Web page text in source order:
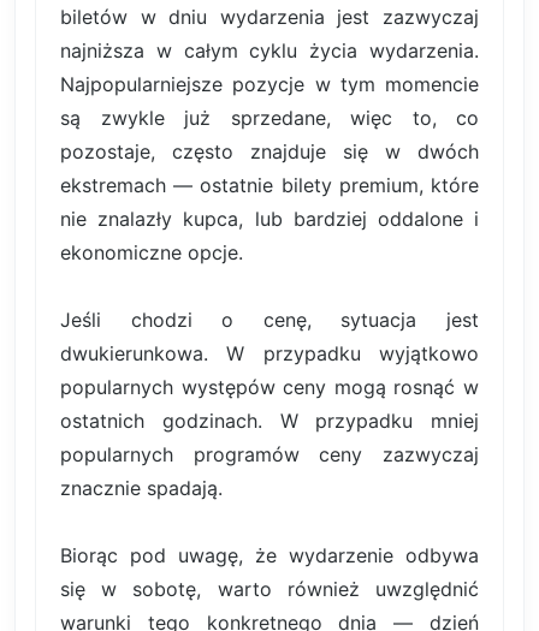
biletów w dniu wydarzenia jest zazwyczaj
najniższa w całym cyklu życia wydarzenia.
Najpopularniejsze pozycje w tym momencie
są zwykle już sprzedane, więc to, co
pozostaje, często znajduje się w dwóch
ekstremach — ostatnie bilety premium, które
nie znalazły kupca, lub bardziej oddalone i
ekonomiczne opcje.
Jeśli chodzi o cenę, sytuacja jest
dwukierunkowa. W przypadku wyjątkowo
popularnych występów ceny mogą rosnąć w
ostatnich godzinach. W przypadku mniej
popularnych programów ceny zazwyczaj
znacznie spadają.
Biorąc pod uwagę, że wydarzenie odbywa
się w sobotę, warto również uwzględnić
warunki tego konkretnego dnia — dzień